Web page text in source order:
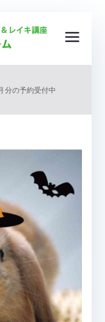
の
う
さ
ぎ
ラ
ピ
ー
セラピ
行催眠
療法）
キ講
＆ ク
リスタ
分の予約受付中